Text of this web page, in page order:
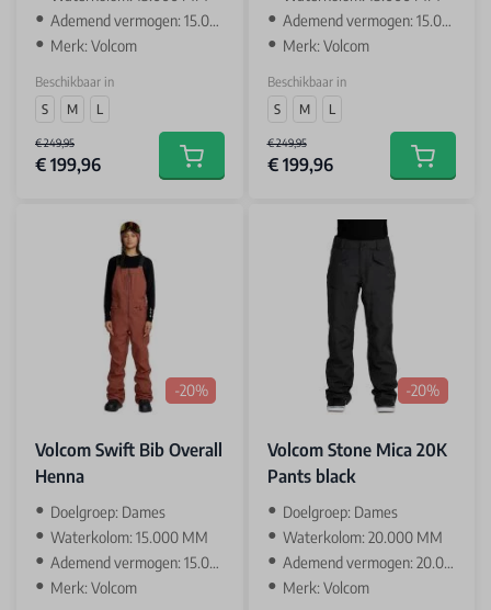
Ademend vermogen: 15.000 GR
Merk: Volcom
Beschikbaar in
S
M L
€ 249,95
€ 199,96 Add to cart
Ademend vermogen: 15.000 GR
Merk: Volcom
Beschikbaar in
S
M L
€ 249,95
€ 199,96 Add to
-20%
Volcom Swift Bib Overall
Henna
‌Doelgroep: Dames
Waterkolom: 15.000 MM
Ademend vermogen: 15.000 GR
Merk: Volcom
-20%
Volcom Stone Mica 20K
Pants black
‌Doelgroep: Dames
Waterkolom: 20.000 MM
Ademend vermogen: 20.000 GR
Merk: Volcom